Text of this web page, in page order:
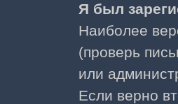
Я был
Наиболее
(проверь
или
Если верно